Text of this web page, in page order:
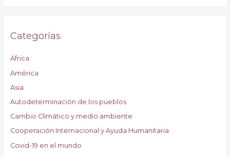
Categorías
África
América
Asia
Autodeterminación de los pueblos
Cambio Climático y medio ambiente
Cooperación Internacional y Ayuda Humanitaria
Covid-19 en el mundo